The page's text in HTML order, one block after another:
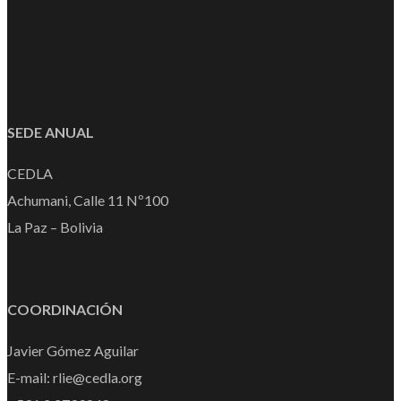
SEDE ANUAL
CEDLA
Achumani, Calle 11 Nº100
La Paz – Bolivia
COORDINACIÓN
Javier Gómez Aguilar
E-mail: rlie@cedla.org